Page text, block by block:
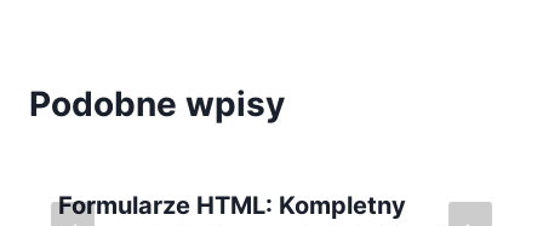
Podobne wpisy
Formularze HTML: Kompletny